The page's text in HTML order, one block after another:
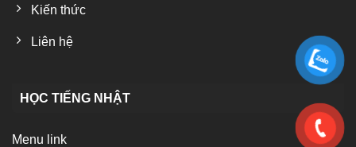
Kiến thức
Liên hệ
HỌC TIẾNG NHẬT
Menu link